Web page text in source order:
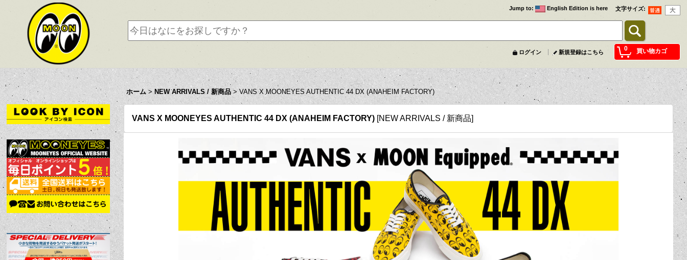
文字サイズ:
Jump to: English Edition is here
0 買い物カゴ
ログイン 新規登録はこちら
ホーム > NEW ARRIVALS / 新商品 > VANS X MOONEYES AUTHENTIC 44 DX (ANAHEIM FACTORY)
VANS X MOONEYES AUTHENTIC 44 DX (ANAHEIM FACTORY) [NEW ARRIVALS / 新商品]